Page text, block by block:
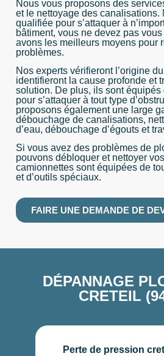
Nous vous proposons des
et le nettoyage des canalisations.
qualifiée pour s’attaquer à
bâtiment, vous ne devez pas
avons les meilleurs moyens pour
problèmes.
Nos experts vérifieront l’origine
identifieront la cause profonde et
solution. De plus, ils sont équipés
pour s’attaquer à tout type
proposons également une large
débouchage de canalisations,
d’eau, débouchage d’égouts et
Si vous avez des problèmes de
pouvons débloquer et nettoyer
camionnettes sont équipées de
et d’outils spéciaux.
FAIRE UNE DEMANDE DE
DÉPANNAGE
CRETEIL
Perte de pression